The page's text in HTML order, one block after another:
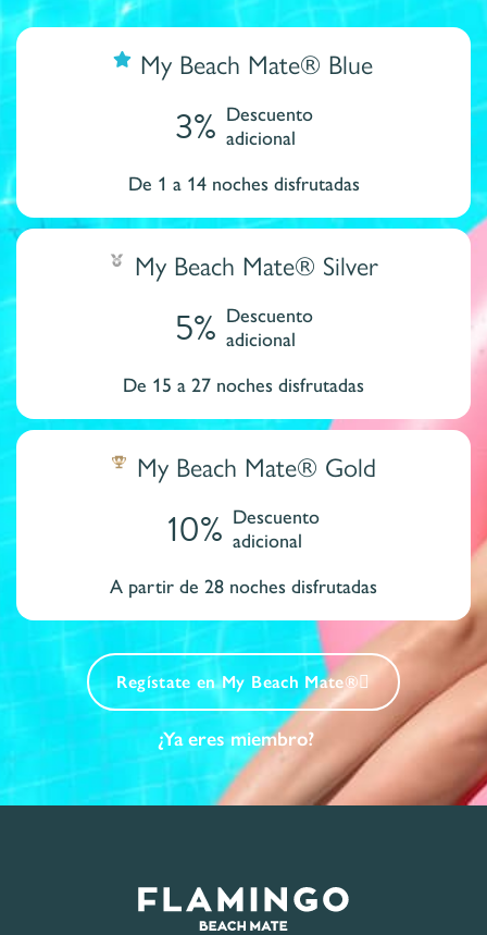
My Beach Mate® Blue
3% Descuento
adicional
De 1 a 14 noches disfrutadas
My Beach Mate® Silver
5% Descuento
adicional
De 15 a 27 noches disfrutadas
My Beach Mate® Gold
10% Descuento
adicional
A partir de 28 noches disfrutadas​
Regístate en My Beach Mate®
¿Ya eres miembro?